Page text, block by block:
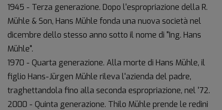
1945 - Terza generazione. Dopo l'espropriazione della R.
Mühle & Son, Hans Mühle fonda una nuova società nel
dicembre dello stesso anno sotto il nome di "Ing. Hans
Mühle".
1970 - Quarta generazione. Alla morte di Hans Mühle, il
figlio Hans-Jürgen Mühle rileva l'azienda del padre,
traghettandola fino alla seconda espropriazione, nel '72.
2000 - Quinta generazione. Thilo Mühle prende le redini